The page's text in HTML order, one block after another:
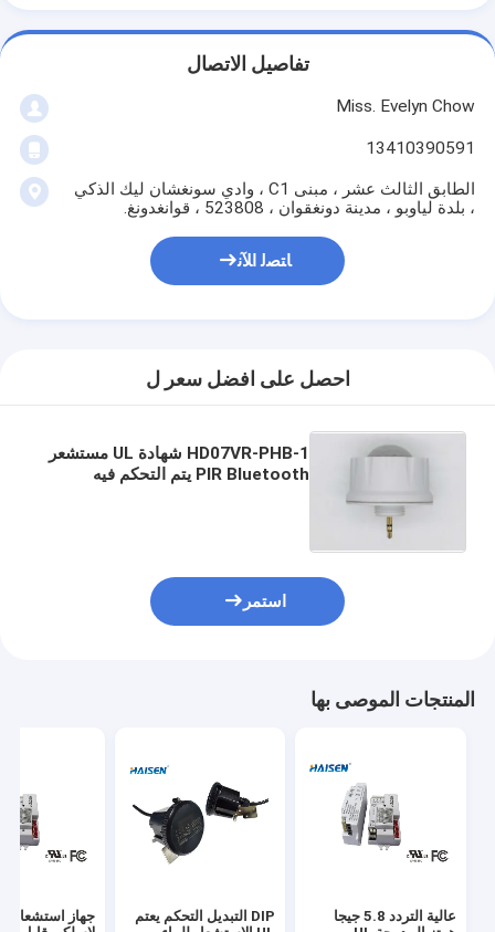
تفاصيل الاتصال
Miss. Evelyn Chow
13410390591
الطابق الثالث عشر ، مبنى C1 ، وادي سونغشان ليك الذكي
، بلدة لياوبو ، مدينة دونغقوان ، 523808 ، قوانغدونغ.
ﺎﺘﺼﻟ ﺍﻶﻧ
احصل على افضل سعر ل
HD07VR-PHB-1 شهادة UL مستشعر
PIR Bluetooth يتم التحكم فيه
استمر
المنتجات الموصى بها
عالية التردد 5.8 جيجا
DIP التبديل التحكم يعتم